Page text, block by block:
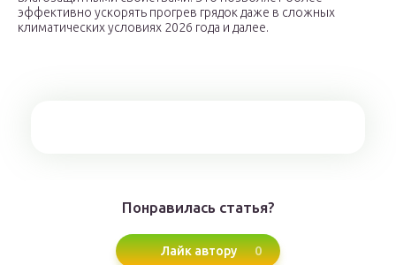
эффективно ускорять прогрев грядок даже в сложных
климатических условиях 2026 года и далее.
Понравилась статья?
Лайк автору 0